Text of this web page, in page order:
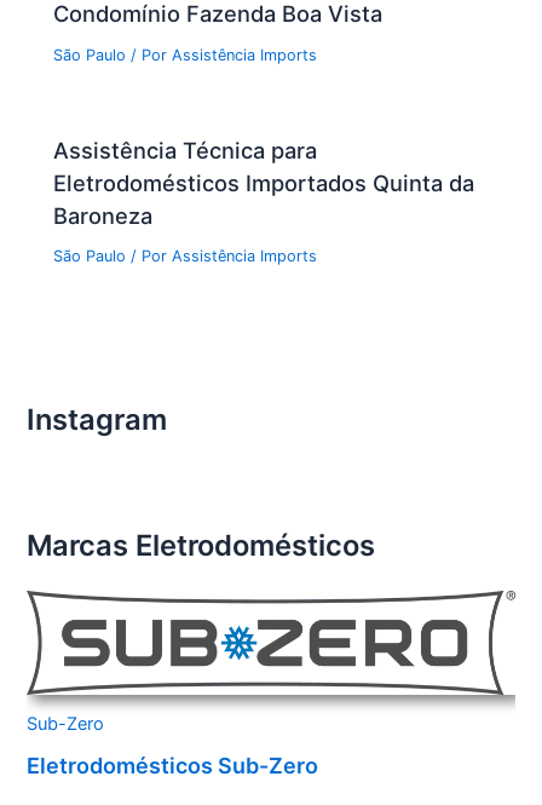
Condomínio Fazenda Boa Vista
São Paulo / PorAssistência Imports
Assistência Técnica para
Eletrodomésticos Importados Quinta da
Baroneza
São Paulo / PorAssistência Imports
Instagram
Marcas Eletrodomésticos
Sub-Zero
Eletrodomésticos Sub-Zero